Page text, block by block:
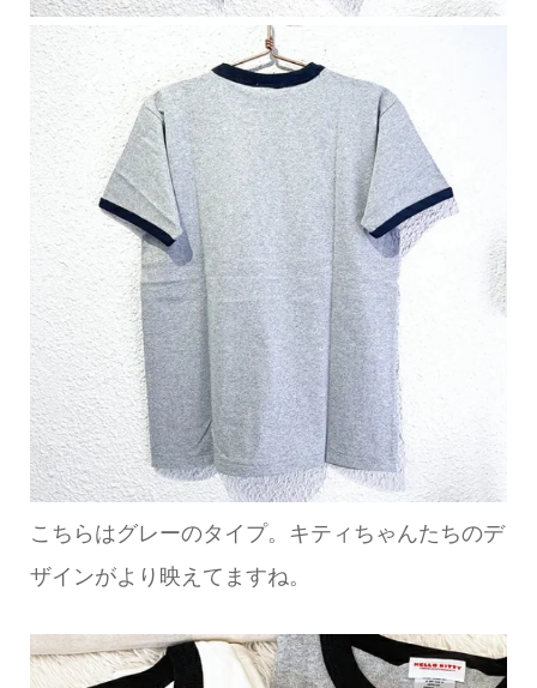
こちらはグレーのタイプ。キティちゃんたちのデ
ザインがより映えてますね。